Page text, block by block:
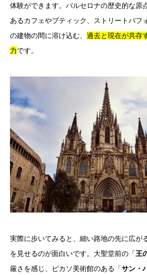
体験ができます。バルセロナの歴史的な原
あるカフェやブティック、ストリートパフ
の建物の間に溶け込む、 過去と現在が共存
力です。
実際に歩いてみると、細い路地の先に広が
を見せるのが面白いです。大聖堂前の「王
厳さを感じ、ピカソ美術館のある「サン・